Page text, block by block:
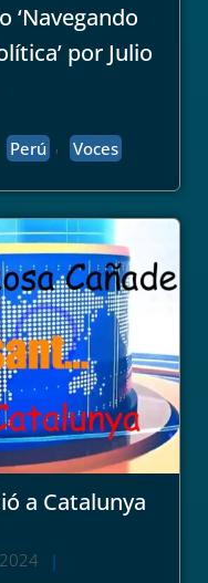
‘Navegando
por Julio
Perú , Voces
a Catalunya
|